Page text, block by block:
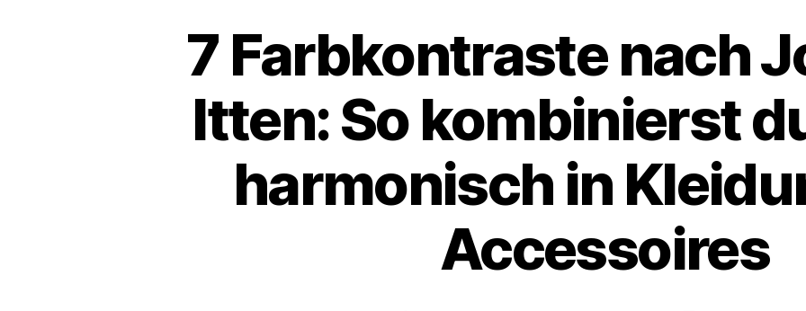
7 Farbkontraste nach
Itten: So kombinierst
harmonisch in
Accessoires